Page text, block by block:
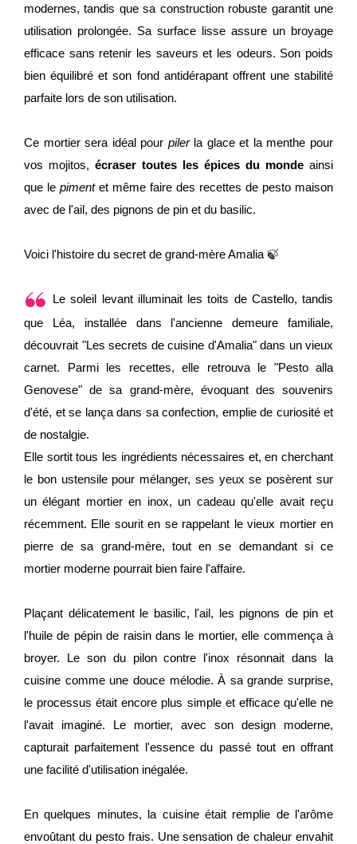
modernes, tandis que sa construction robuste garantit une
utilisation prolongée. Sa surface lisse assure un broyage
efficace sans retenir les saveurs et les odeurs. Son poids
bien équilibré et son fond antidérapant offrent une stabilité
parfaite lors de son utilisation.
Ce mortier sera idéal pour pilerla glace et la menthe pour
vos mojitos, écraser toutes les épices du monde ainsi
que le pimentet même faire des recettes de pesto maison
avec de l'ail, des pignons de pin et du basilic.
Voici l'histoire du secret de grand-mère Amalia 🍃
Le soleil levant illuminait les toits de Castello, tandis
que Léa, installée dans l'ancienne demeure familiale,
découvrait "Les secrets de cuisine d'Amalia" dans un vieux
carnet. Parmi les recettes, elle retrouva le "Pesto alla
Genovese" de sa grand-mère, évoquant des souvenirs
d'été, et se lança dans sa confection, emplie de curiosité et
de nostalgie.
Elle sortit tous les ingrédients nécessaires et, en cherchant
le bon ustensile pour mélanger, ses yeux se posèrent sur
un élégant mortier en inox, un cadeau qu'elle avait reçu
récemment. Elle sourit en se rappelant le vieux mortier en
pierre de sa grand-mère, tout en se demandant si ce
mortier moderne pourrait bien faire l'affaire.
Plaçant délicatement le basilic, l'ail, les pignons de pin et
l'huile de pépin de raisin dans le mortier, elle commença à
broyer. Le son du pilon contre l'inox résonnait dans la
cuisine comme une douce mélodie. À sa grande surprise,
le processus était encore plus simple et efficace qu'elle ne
l'avait imaginé. Le mortier, avec son design moderne,
capturait parfaitement l'essence du passé tout en offrant
une facilité d'utilisation inégalée.
En quelques minutes, la cuisine était remplie de l'arôme
envoûtant du pesto frais. Une sensation de chaleur envahit